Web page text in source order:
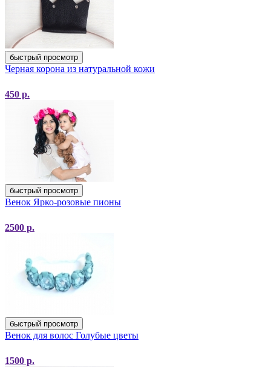
быстрый просмотр
Черная корона из натуральной кожи
450 р.
быстрый просмотр
Венок Ярко-розовые пионы
2500 р.
быстрый просмотр
Венок для волос Голубые цветы
1500 р.